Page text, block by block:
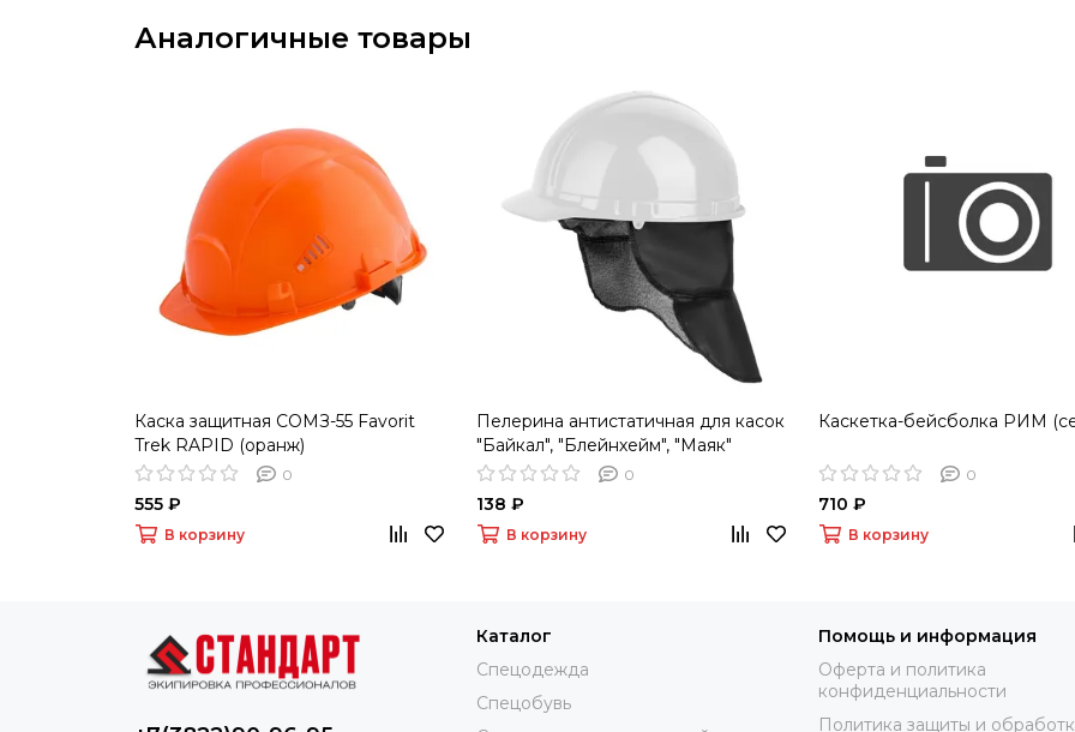
Аналогичные товары
Каска защитная СОМЗ-55 Favorit
Trek RAPID (оранж)
0
555 ₽
В корзину
Пелерина антистатичная для касок
"Байкал", "Блейнхейм", "Маяк"
(151008)
0
138 ₽
В корзину
Каскетка-бейсболка РИМ
0
710 ₽
В корзину
Каталог
Спецодежда
Спецобувь
Помощь и информация
Оферта и политика
конфиденциальности
Политика защиты и